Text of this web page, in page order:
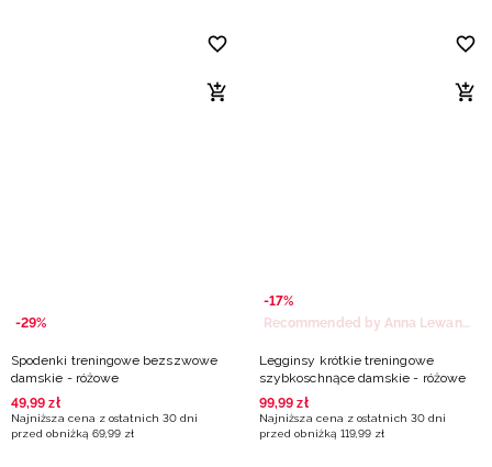
-29%
Spodenki treningowe bezszwowe
damskie - różowe
49,99 zł
Najniższa cena z ostatnich 30 dni
przed obniżką 69,99 zł
-17%
Recommended by Anna Lewandowska
Legginsy krótkie treningowe
szybkoschnące damskie - różowe
99,99 zł
Najniższa cena z ostatnich 30 dni
przed obniżką 119,99 zł